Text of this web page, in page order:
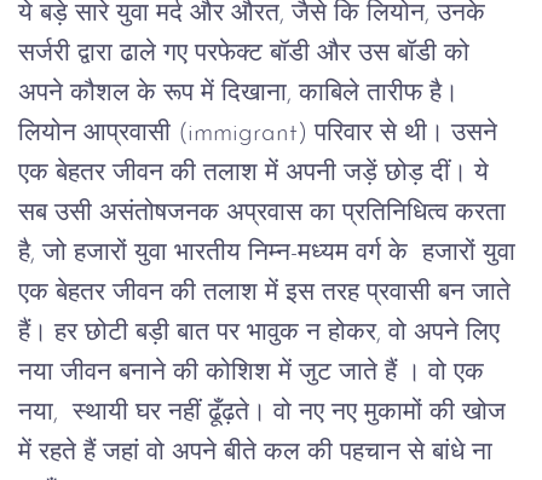
ये बड़े सारे युवा मर्द और औरत, जैसे कि लियोन, उनके
सर्जरी द्वारा ढाले गए परफेक्ट बॉडी और उस बॉडी को
अपने कौशल के रूप में दिखाना, काबिले तारीफ है।
लियोन आप्रवासी (immigrant) परिवार से थी। उसने
एक बेहतर जीवन की तलाश में अपनी जड़ें छोड़ दीं। ये
सब उसी असंतोषजनक अप्रवास का प्रतिनिधित्व करता
है, जो हजारों युवा भारतीय निम्न-मध्यम वर्ग के हजारों युवा
एक बेहतर जीवन की तलाश में इस तरह प्रवासी बन जाते
हैं। हर छोटी बड़ी बात पर भावुक न होकर, वो अपने लिए
नया जीवन बनाने की कोशिश में जुट जाते हैं । वो एक
नया,  स्थायी घर नहीं ढूँढ़ते। वो नए नए मुकामों की खोज
में रहते हैं जहां वो अपने बीते कल की पहचान से बांधे ना